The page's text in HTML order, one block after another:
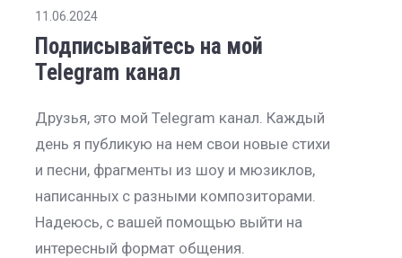
11.06.2024
Подписывайтесь на мой
Telegram канал
Друзья, это мой Telegram канал. Каждый
день я публикую на нем свои новые стихи
и песни, фрагменты из шоу и мюзиклов,
написанных с разными композиторами.
Надеюсь, с вашей помощью выйти на
интересный формат общения.